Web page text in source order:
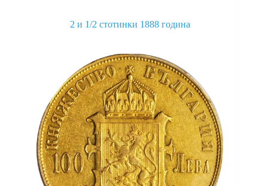
2 и 1/2 стотинки 1888 година
has
multiple
variants.
The
options
may
be
chosen
on
the
product
page